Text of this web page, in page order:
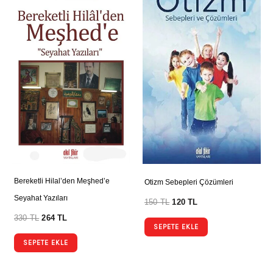
Bereketli Hilal’den Meşhed’e
Seyahat Yazıları
330TL 264TL
SEPETE EKLE
Otizm Sebepleri Çözümleri
150TL 120TL
SEPETE EKLE